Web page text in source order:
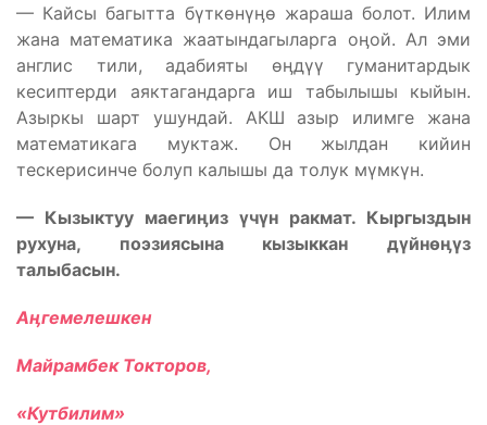
— Кайсы багытта бүткөнүӊө жараша болот. Илим
жана математика жаатындагыларга оӊой. Ал эми
англис тили, адабияты өӊдүү гуманитардык
кесиптерди аяктагандарга иш табылышы кыйын.
Азыркы шарт ушундай. АКШ азыр илимге жана
математикага муктаж. Он жылдан кийин
тескерисинче болуп калышы да толук мүмкүн.
— Кызыктуу маегиӊиз үчүн ракмат. Кыргыздын
рухуна, поэзиясына кызыккан дүйнөӊүз
талыбасын.
Аӊгемелешкен
Майрамбек Токторов,
«Кутбилим»